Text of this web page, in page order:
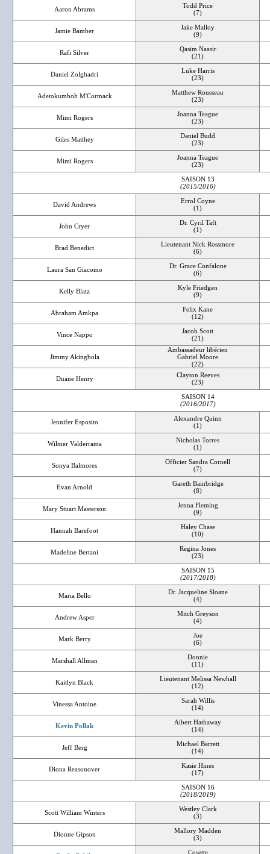
Aaron Abrams
Todd Price
(7)
Jamie Bamber
Jake Malloy
(9)
Rafi Silver
Qasim Naasir
(21)
Daniel Zolghadri
Luke Harris
(23)
Adetokumboh M'Cormack
Matthew Rousseau
(23)
Mimi Rogers
Joanna Teague
(23)
Giles Matthey
Daniel Budd
(23)
Mimi Rogers
Joanna Teague
(23)
SAISON 13
(2015/2016)
David Andrews
Errol Coyne
(1)
John Cryer
Dr. Cyril Taft
(1)
Brad Benedict
Lieutenant Nick Rossmore
(6)
Laura San Giacomo
Dr. Grace Confalone
(6)
Kelly Blatz
Kyle Friedgen
(9)
Abraham Amkpa
Felix Kane
(12)
Vince Nappo
Jacob Scott
(21)
Jimmy Akingbola
Ambassadeur libérien
Gabriel Moore
(22)
Duane Henry
Clayton Reeves
(23)
SAISON 14
(2016/2017)
Jennifer Esposito
Alexandre Quinn
(1)
Wilmer Valderrama
Nicholas Torres
(1)
Sonya Balmores
Officier Sandra Cornell
(7)
Evan Arnold
Gareth Bainbridge
(8)
Mary Stuart Masterson
Jenna Fleming
(9)
Hannah Barefoot
Haley Chase
(10)
Madeline Bertani
Regina Jones
(23)
SAISON 15
(2017/2018)
Maria Bello
Dr. Jacqueline Sloane
(4)
Andrew Asper
Mitch Greyson
(4)
Mark Berry
Joe
(6)
Marshall Allman
Donnie
(11)
Kaitlyn Black
Lieutenant Melissa Newhall
(12)
Vinessa Antoine
Sarah Willis
(14)
Kevin Pollak
Albert Hathaway
(14)
Jeff Berg
Michael Barrett
(14)
Diona Reasonover
Kasie Hines
(17)
SAISON 16
(2018/2019)
Scott William Winters
Westley Clark
(3)
Dionne Gipson
Mallory Madden
(3)
Cosette